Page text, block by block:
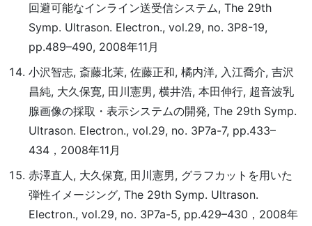
回避可能なインライン送受信システム, The 29th
Symp. Ultrason. Electron., vol.29, no. 3P8-19,
pp.489–490, 2008年11月
小沢智志, 斎藤北茉, 佐藤正和, 橘内洋, 入江喬介, 吉沢
昌純, 大久保寛, 田川憲男, 横井浩, 本田伸行, 超音波乳
腺画像の採取・表示システムの開発, The 29th Symp.
Ultrason. Electron., vol.29, no. 3P7a-7, pp.433–
434，2008年11月
赤澤直人, 大久保寛, 田川憲男, グラフカットを用いた
弾性イメージング, The 29th Symp. Ultrason.
Electron., vol.29, no. 3P7a-5, pp.429–430，2008年